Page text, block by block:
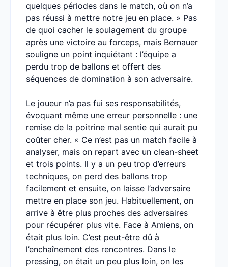
quelques périodes dans le match, où on n’a
pas réussi à mettre notre jeu en place. » Pas
de quoi cacher le soulagement du groupe
après une victoire au forceps, mais Bernauer
souligne un point inquiétant : l’équipe a
perdu trop de ballons et offert des
séquences de domination à son adversaire.
Le joueur n’a pas fui ses responsabilités,
évoquant même une erreur personnelle : une
remise de la poitrine mal sentie qui aurait pu
coûter cher. « Ce n’est pas un match facile à
analyser, mais on repart avec un clean-sheet
et trois points. Il y a un peu trop d’erreurs
techniques, on perd des ballons trop
facilement et ensuite, on laisse l’adversaire
mettre en place son jeu. Habituellement, on
arrive à être plus proches des adversaires
pour récupérer plus vite. Face à Amiens, on
était plus loin. C’est peut-être dû à
l’enchaînement des rencontres. Dans le
pressing, on était un peu plus loin, on les